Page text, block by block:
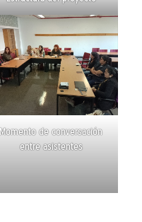
Momento de conversación
entre asistentes